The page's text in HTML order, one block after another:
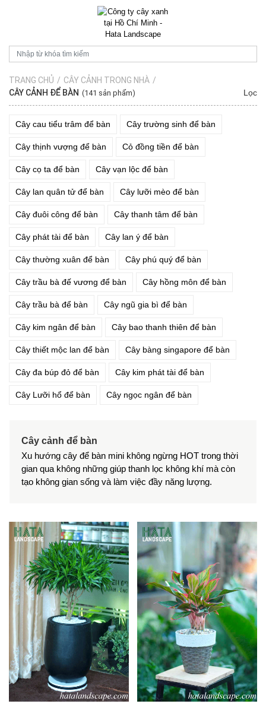
TRANG CHỦ / CÂY CẢNH TRONG NHÀ /
CÂY CẢNH ĐỂ BÀN (141 sản phẩm) Lọc
Cây cau tiểu trâm để bàn Cây trường sinh để bàn
Cây thịnh vượng để bàn Cỏ đồng tiền để bàn
Cây cọ ta để bàn Cây vạn lộc để bàn
Cây lan quân tử để bàn Cây lưỡi mèo để bàn
Cây đuôi công để bàn Cây thanh tâm để bàn
Cây phát tài để bàn Cây lan ý để bàn
Cây thường xuân để bàn Cây phú quý để bàn
Cây trầu bà đế vương để bàn Cây hồng môn để bàn
Cây trầu bà để bàn Cây ngũ gia bì để bàn
Cây kim ngân để bàn Cây bao thanh thiên để bàn
Cây thiết mộc lan để bàn Cây bàng singapore để bàn
Cây đa búp đỏ để bàn Cây kim phát tài để bàn
Cây Lưỡi hổ để bàn Cây ngọc ngân để bàn
Cây cảnh để bàn
Xu hướng cây để bàn mini không ngừng HOT trong thời
gian qua không những giúp thanh lọc không khí mà còn
tạo không gian sống và làm việc đầy năng lượng.